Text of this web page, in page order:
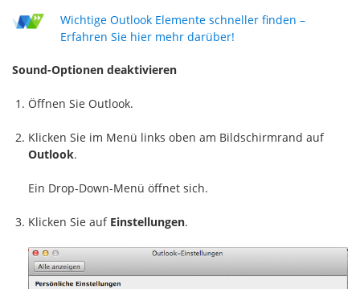
Wichtige Outlook Elemente schneller finden –
Erfahren Sie hier mehr darüber!
Sound-Optionen deaktivieren
Öffnen Sie Outlook.
Klicken Sie im Menü links oben am Bildschirmrand auf
Outlook.
Ein Drop-Down-Menü öffnet sich.
Klicken Sie auf Einstellungen.